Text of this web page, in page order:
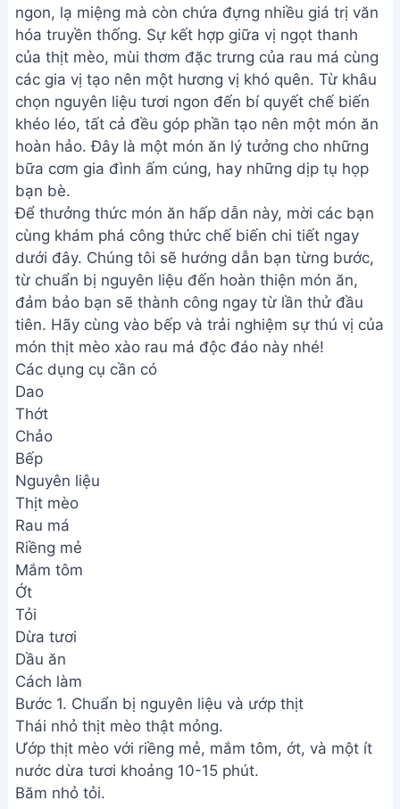
ngon, lạ miệng mà còn chứa đựng nhiều giá trị văn
hóa truyền thống. Sự kết hợp giữa vị ngọt thanh
của thịt mèo, mùi thơm đặc trưng của rau má cùng
các gia vị tạo nên một hương vị khó quên. Từ khâu
chọn nguyên liệu tươi ngon đến bí quyết chế biến
khéo léo, tất cả đều góp phần tạo nên một món ăn
hoàn hảo. Đây là một món ăn lý tưởng cho những
bữa cơm gia đình ấm cúng, hay những dịp tụ họp
bạn bè.
Để thưởng thức món ăn hấp dẫn này, mời các bạn
cùng khám phá công thức chế biến chi tiết ngay
dưới đây. Chúng tôi sẽ hướng dẫn bạn từng bước,
từ chuẩn bị nguyên liệu đến hoàn thiện món ăn,
đảm bảo bạn sẽ thành công ngay từ lần thử đầu
tiên. Hãy cùng vào bếp và trải nghiệm sự thú vị của
món thịt mèo xào rau má độc đáo này nhé!
Các dụng cụ cần có
Dao
Thớt
Chảo
Bếp
Nguyên liệu
Thịt mèo
Rau má
Riềng mẻ
Mắm tôm
Ớt
Tỏi
Dừa tươi
Dầu ăn
Cách làm
Bước 1. Chuẩn bị nguyên liệu và ướp thịt
Thái nhỏ thịt mèo thật mỏng.
Ướp thịt mèo với riềng mẻ, mắm tôm, ớt, và một ít
nước dừa tươi khoảng 10-15 phút.
Băm nhỏ tỏi.